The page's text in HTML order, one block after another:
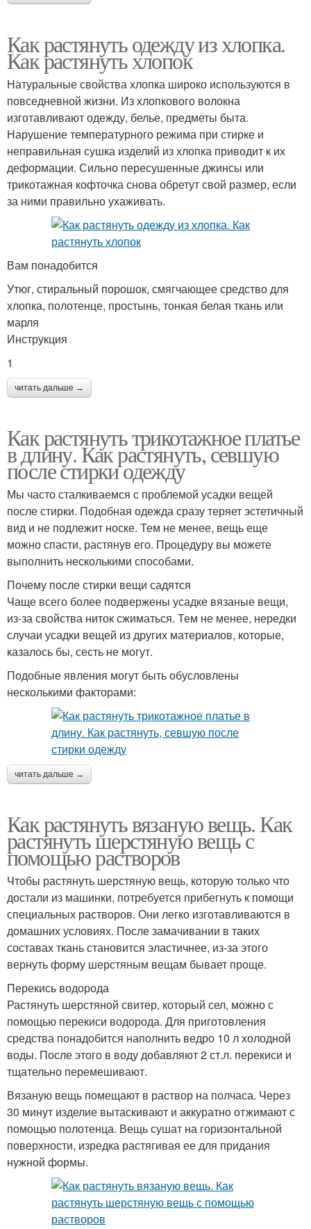
Как растянуть одежду из хлопка.
Как растянуть хлопок
Натуральные свойства хлопка широко используются в
повседневной жизни. Из хлопкового волокна
изготавливают одежду, белье, предметы быта.
Нарушение температурного режима при стирке и
неправильная сушка изделий из хлопка приводит к их
деформации. Сильно пересушенные джинсы или
трикотажная кофточка снова обретут свой размер, если
за ними правильно ухаживать.
Вам понадобится
Утюг, стиральный порошок, смягчающее средство для
хлопка, полотенце, простынь, тонкая белая ткань или
марля
Инструкция
1
читать дальше →
Как растянуть трикотажное платье
в длину. Как растянуть, севшую
после стирки одежду
Мы часто сталкиваемся с проблемой усадки вещей
после стирки. Подобная одежда сразу теряет эстетичный
вид и не подлежит носке. Тем не менее, вещь еще
можно спасти, растянув его. Процедуру вы можете
выполнить несколькими способами.
Почему после стирки вещи садятся
Чаще всего более подвержены усадке вязаные вещи,
из-за свойства ниток сжиматься. Тем не менее, нередки
случаи усадки вещей из других материалов, которые,
казалось бы, сесть не могут.
Подобные явления могут быть обусловлены
несколькими факторами:
читать дальше →
Как растянуть вязаную вещь. Как
растянуть шерстяную вещь с
помощью растворов
Чтобы растянуть шерстяную вещь, которую только что
достали из машинки, потребуется прибегнуть к помощи
специальных растворов. Они легко изготавливаются в
домашних условиях. После замачивании в таких
составах ткань становится эластичнее, из-за этого
вернуть форму шерстяным вещам бывает проще.
Перекись водорода
Растянуть шерстяной свитер, который сел, можно с
помощью перекиси водорода. Для приготовления
средства понадобится наполнить ведро 10 л холодной
воды. После этого в воду добавляют 2 ст.л. перекиси и
тщательно перемешивают.
Вязаную вещь помещают в раствор на полчаса. Через
30 минут изделие вытаскивают и аккуратно отжимают с
помощью полотенца. Вещь сушат на горизонтальной
поверхности, изредка растягивая ее для придания
нужной формы.